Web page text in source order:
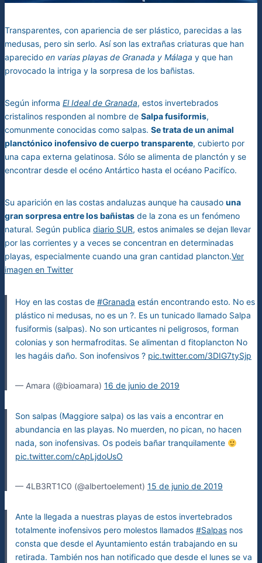
Transparentes, con apariencia de ser plástico, parecidas a las
medusas, pero sin serlo. Así son las extrañas criaturas que han
aparecido en varias playas de Granada y Málaga y que han
provocado la intriga y la sorpresa de los bañistas.
Según informa El Ideal de Granada, estos invertebrados
cristalinos responden al nombre de Salpa fusiformis,
comunmente conocidas como salpas. Se trata de un animal
planctónico inofensivo de cuerpo transparente, cubierto por
una capa externa gelatinosa. Sólo se alimenta de planctón y se
encontrar desde el océno Antártico hasta el océano Pacifíco.
Su aparición en las costas andaluzas aunque ha causado una
gran sorpresa entre los bañistas de la zona es un fenómeno
natural. Según publica diario SUR, estos animales se dejan llevar
por las corrientes y a veces se concentran en determinadas
playas, especialmente cuando una gran cantidad plancton.Ver
imagen en Twitter
Hoy en las costas de #Granada están encontrando esto. No es
plástico ni medusas, no es un ?. Es un tunicado llamado Salpa
fusiformis (salpas). No son urticantes ni peligrosos, forman
colonias y son hermafroditas. Se alimentan d fitoplancton No
les hagáis daño. Son inofensivos ? pic.twitter.com/3DIG7tySjp
— Amara (@bioamara) 16 de junio de 2019
Son salpas (Maggiore salpa) os las vais a encontrar en
abundancia en las playas. No muerden, no pican, no hacen
nada, son inofensivas. Os podeis bañar tranquilamente
pic.twitter.com/cApLjdoUsO
— 4LB3RT1C0 (@albertoelement) 15 de junio de 2019
Ante la llegada a nuestras playas de estos invertebrados
totalmente inofensivos pero molestos llamados #Salpas nos
consta que desde el Ayuntamiento están trabajando en su
retirada. También nos han notificado que desde el lunes se va